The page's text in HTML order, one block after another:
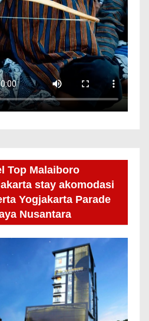
Top Malaiboro
stay akomodasi
Yogjakarta Parade
Nusantara